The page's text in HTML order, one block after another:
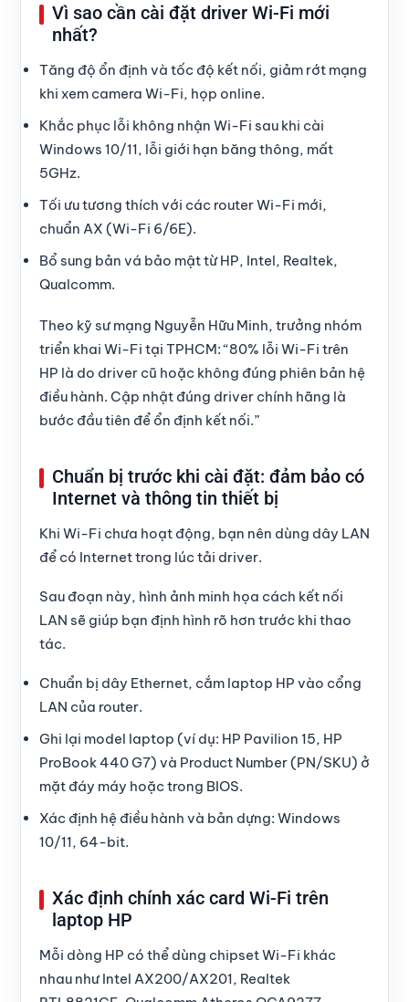
Vì sao cần cài đặt driver Wi-Fi mới
nhất?
Tăng độ ổn định và tốc độ kết nối, giảm rớt mạng
khi xem camera Wi-Fi, họp online.
Khắc phục lỗi không nhận Wi-Fi sau khi cài
Windows 10/11, lỗi giới hạn băng thông, mất
5GHz.
Tối ưu tương thích với các router Wi-Fi mới,
chuẩn AX (Wi-Fi 6/6E).
Bổ sung bản vá bảo mật từ HP, Intel, Realtek,
Qualcomm.
Theo kỹ sư mạng Nguyễn Hữu Minh, trưởng nhóm
triển khai Wi-Fi tại TPHCM: “80% lỗi Wi-Fi trên
HP là do driver cũ hoặc không đúng phiên bản hệ
điều hành. Cập nhật đúng driver chính hãng là
bước đầu tiên để ổn định kết nối.”
Chuẩn bị trước khi cài đặt: đảm bảo có
Internet và thông tin thiết bị
Khi Wi-Fi chưa hoạt động, bạn nên dùng dây LAN
để có Internet trong lúc tải driver.
Sau đoạn này, hình ảnh minh họa cách kết nối
LAN sẽ giúp bạn định hình rõ hơn trước khi thao
tác.
Chuẩn bị dây Ethernet, cắm laptop HP vào cổng
LAN của router.
Ghi lại model laptop (ví dụ: HP Pavilion 15, HP
ProBook 440 G7) và Product Number (PN/SKU) ở
mặt đáy máy hoặc trong BIOS.
Xác định hệ điều hành và bản dựng: Windows
10/11, 64-bit.
Xác định chính xác card Wi-Fi trên
laptop HP
Mỗi dòng HP có thể dùng chipset Wi-Fi khác
nhau như Intel AX200/AX201, Realtek